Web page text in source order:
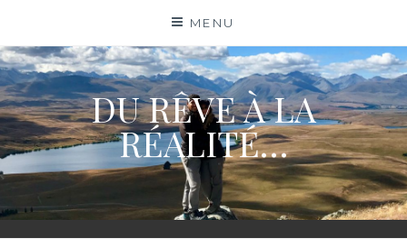
content
MENU
DU RÊVE À LA
RÉALITÉ…